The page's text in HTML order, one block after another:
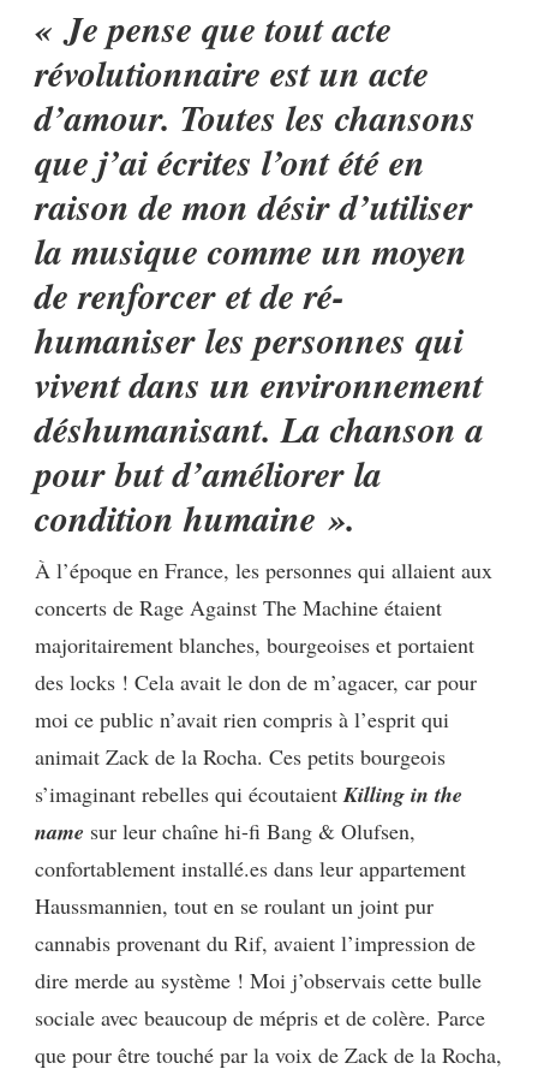
« Je pense que tout acte
révolutionnaire est un acte
d’amour. Toutes les chansons
que j’ai écrites l’ont été en
raison de mon désir d’utiliser
la musique comme un moyen
de renforcer et de ré-
humaniser les personnes qui
vivent dans un environnement
déshumanisant. La chanson a
pour but d’améliorer la
condition humaine ».
À l’époque en France, les personnes qui allaient aux
concerts de Rage Against The Machine étaient
majoritairement blanches, bourgeoises et portaient
des locks ! Cela avait le don de m’agacer, car pour
moi ce public n’avait rien compris à l’esprit qui
animait Zack de la Rocha. Ces petits bourgeois
s’imaginant rebelles qui écoutaient Killing in the
name sur leur chaîne hi-fi Bang & Olufsen,
confortablement installé.es dans leur appartement
Haussmannien, tout en se roulant un joint pur
cannabis provenant du Rif, avaient l’impression de
dire merde au système ! Moi j’observais cette bulle
sociale avec beaucoup de mépris et de colère. Parce
que pour être touché par la voix de Zack de la Rocha,